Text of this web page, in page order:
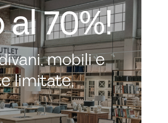
70%!
mobili e
limitate,